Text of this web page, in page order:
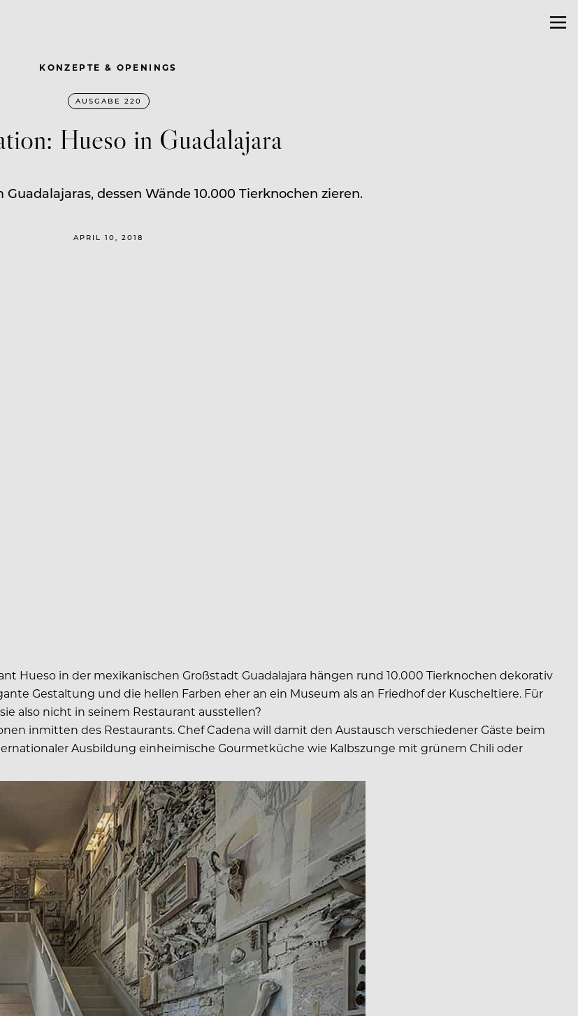
KONZEPTE & OPENINGS
AUSGABE 220
Hueso in Guadalajara
dessen Wände 10.000 Tierknochen zieren.
APRIL 10, 2018
Hueso in der mexikanischen Großstadt Guadalajara hängen rund 10.000 Tierknochen dekorativ
Gestaltung und die hellen Farben eher an ein Museum als an Friedhof der Kuscheltiere. Für
also nicht in seinem Restaurant ausstellen?
inmitten des Restaurants. Chef Cadena will damit den Austausch verschiedener Gäste beim
Ausbildung einheimische Gourmetküche wie Kalbszunge mit grünem Chili oder